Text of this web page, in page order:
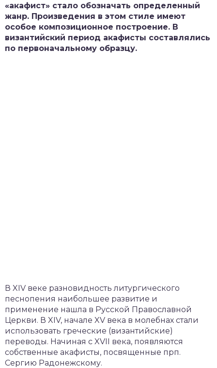
«акафист» стало обозначать определенный
жанр. Произведения в этом стиле имеют
особое композиционное построение. В
византийский период акафисты составлялись
по первоначальному образцу.
В XIV веке разновидность литургического
песнопения наибольшее развитие и
применение нашла в Русской Православной
Церкви. В XIV, начале XV века в молебнах стали
использовать греческие (византийские)
переводы. Начиная с XVII века, появляются
собственные акафисты, посвященные прп.
Сергию Радонежскому.